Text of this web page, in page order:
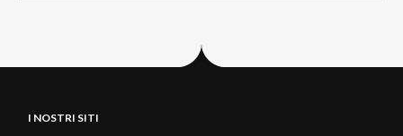
I NOSTRI SITI